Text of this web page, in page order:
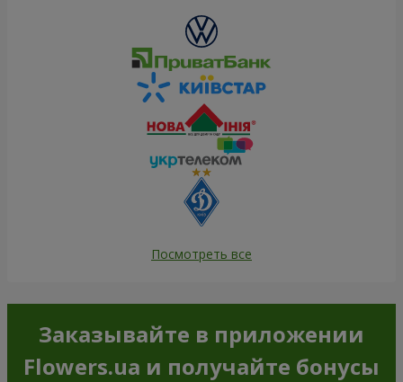
Посмотреть все
Заказывайте в приложении
Flowers.ua и получайте бонусы